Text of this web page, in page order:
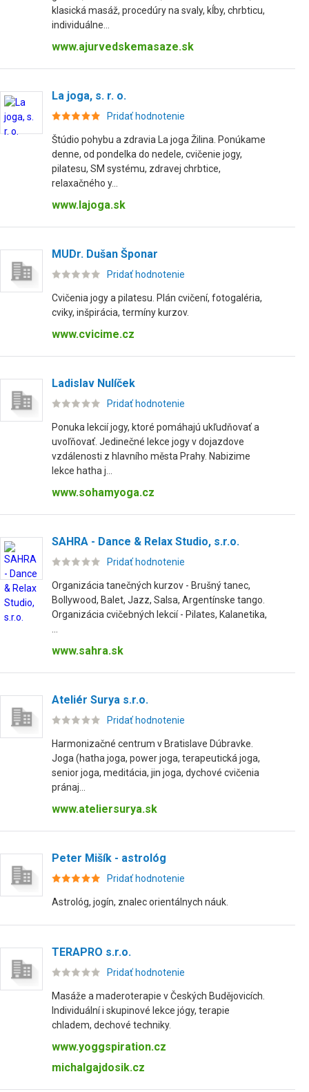
klasická masáž, procedúry na svaly, kĺby, chrbticu,
individuálne...
www.ajurvedskemasaze.sk
La joga, s. r. o.
Pridať hodnotenie
Štúdio pohybu a zdravia La joga Žilina. Ponúkame
denne, od pondelka do nedele, cvičenie jogy,
pilatesu, SM systému, zdravej chrbtice,
relaxačného y...
www.lajoga.sk
MUDr. Dušan Šponar
Pridať hodnotenie
Cvičenia jogy a pilatesu. Plán cvičení, fotogaléria,
cviky, inšpirácia, termíny kurzov.
www.cvicime.cz
Ladislav Nulíček
Pridať hodnotenie
Ponuka lekcií jogy, ktoré pomáhajú ukľudňovať a
uvoľňovať. Jedinečné lekce jogy v dojazdove
vzdálenosti z hlavního města Prahy. Nabizime
lekce hatha j...
www.sohamyoga.cz
SAHRA - Dance & Relax Studio, s.r.o.
Pridať hodnotenie
Organizácia tanečných kurzov - Brušný tanec,
Bollywood, Balet, Jazz, Salsa, Argentínske tango.
Organizácia cvičebných lekcií - Pilates, Kalanetika,
www.sahra.sk
Ateliér Surya s.r.o.
Pridať hodnotenie
Harmonizačné centrum v Bratislave Dúbravke.
Joga (hatha joga, power joga, terapeutická joga,
senior joga, meditácia, jin joga, dychové cvičenia
pránaj...
www.ateliersurya.sk
Peter Mišík - astrológ
Pridať hodnotenie
Astrológ, jogín, znalec orientálnych náuk.
TERAPRO s.r.o.
Pridať hodnotenie
Masáže a maderoterapie v Českých Budějovicích.
Individuální i skupinové lekce jógy, terapie
chladem, dechové techniky.
www.yoggspiration.cz
michalgajdosik.cz